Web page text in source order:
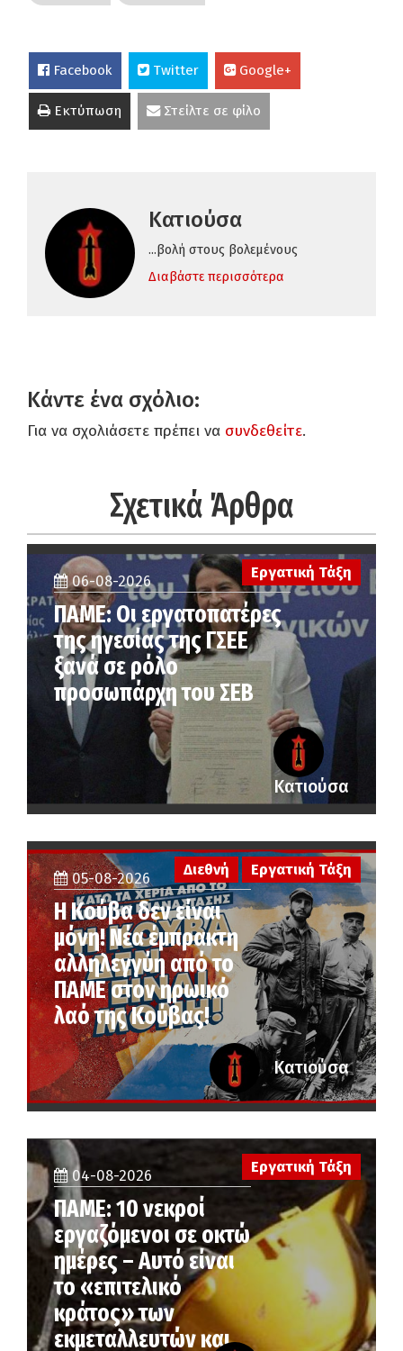
Facebook Twitter Google+
Εκτύπωση Στείλτε σε φίλο
Κατιούσα
...βολή στους βολεμένους
Διαβάστε περισσότερα
Κάντε ένα σχόλιο:
Για να σχολιάσετε πρέπει να συνδεθείτε.
Σχετικά Άρθρα
Εργατική Τάξη
06-08-2026
ΠΑΜΕ: Οι εργατοπατέρες
της ηγεσίας της ΓΣΕΕ
ξανά σε ρόλο
προσωπάρχη του ΣΕΒ
Κατιούσα
05-08-2026
Η Κούβα δεν είναι
μόνη! Νέα έμπρακτη
αλληλεγγύη από το
ΠΑΜΕ στον ηρωικό
λαό της Κούβας!
Διεθνή Εργατική Τάξη
Κατιούσα
04-08-2026
ΠΑΜΕ: 10 νεκροί
εργαζόμενοι σε οκτώ
ημέρες – Αυτό είναι
το «επιτελικό
κράτος» των
εκμεταλλευτών και
Εργατική Τάξη